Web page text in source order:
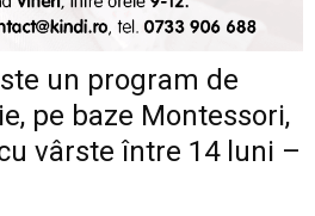
un program de
pe baze Montessori,
vârste între 14 luni –